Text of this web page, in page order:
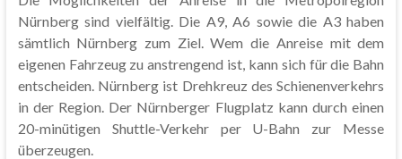
Nürnberg sind vielfältig. Die A9, A6 sowie die A3 haben
sämtlich Nürnberg zum Ziel. Wem die Anreise mit dem
eigenen Fahrzeug zu anstrengend ist, kann sich für die Bahn
entscheiden. Nürnberg ist Drehkreuz des Schienenverkehrs
in der Region. Der Nürnberger Flugplatz kann durch einen
20-minütigen Shuttle-Verkehr per U-Bahn zur Messe
überzeugen.